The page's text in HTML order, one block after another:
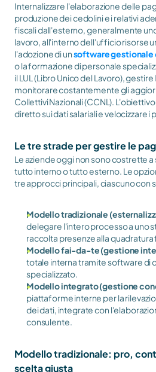
Internalizzare l'elaborazione delle
produzione dei cedolini e i relativi
fiscali dall'esterno, generalmente
lavoro, all'interno dell'ufficio risorse
l'adozione di un software
o la formazione di personale
il LUL (Libro Unico del Lavoro),
monitorare costantemente gli
Collettivi Nazionali (CCNL).
diretto sui dati salariali e velocizzare i
Le tre strade per gestire le
Le aziende oggi non sono costrette
tutto interno o tutto esterno. Le
tre approcci principali, ciascuno con
Modello tradizionale
delegare l'intero processo a uno
raccolta presenze alla quadratura
Modello fai-da-te (gestione
totale interna tramite software di
specializzato.
Modello integrato (gestione
piattaforme interne per la
dei dati, integrate con
consulente.
Modello tradizionale: pro,
scelta giusta